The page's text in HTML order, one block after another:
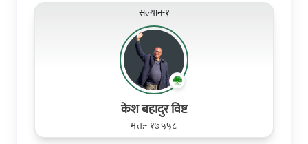
सल्यान-१
केश बहादुर विष्ट
मत:- १७५५८